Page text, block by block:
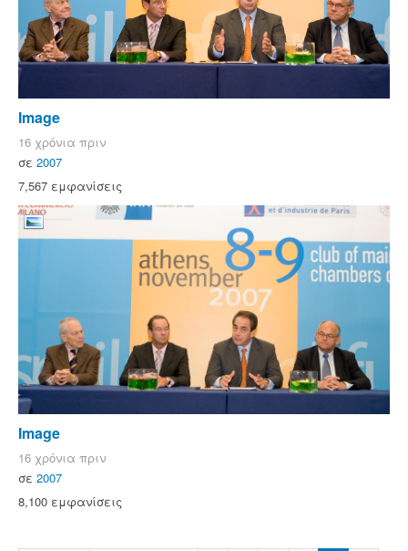
Image
16 χρόνια πριν
σε 2007
7,567 εμφανίσεις
Image
16 χρόνια πριν
σε 2007
8,100 εμφανίσεις